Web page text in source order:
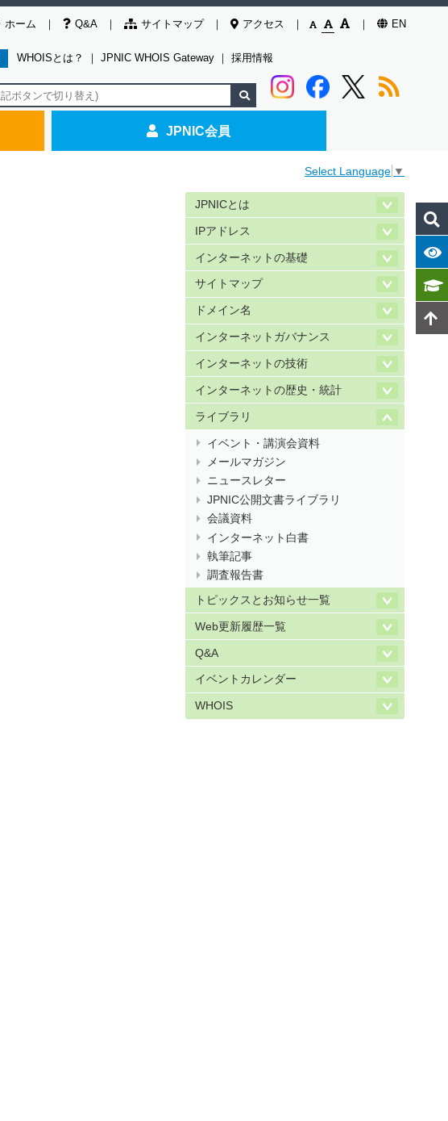
ホーム Q&A サイトマップ アクセス EN
WHOISとは？ ｜ JPNIC WHOIS Gateway ｜ 採用情報
JPNIC会員
Select Language ▼
JPNICとは
IPアドレス
インターネットの基礎
サイトマップ
ドメイン名
インターネットガバナンス
インターネットの技術
インターネットの歴史・統計
ライブラリ
イベント・講演会資料
メールマガジン
ニュースレター
JPNIC公開文書ライブラリ
会議資料
インターネット白書
執筆記事
調査報告書
トピックスとお知らせ一覧
Web更新履歴一覧
Q&A
イベントカレンダー
WHOIS